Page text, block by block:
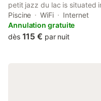
petit jazz du lac is situated
access to a terrace, free
Piscine WiFi
Internet
Annulation gratuite
dès 115 € par nuit